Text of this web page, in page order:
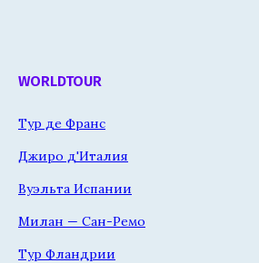
WORLDTOUR
Тур де Франс
Джиро д'Италия
Вуэльта Испании
Милан — Сан-Ремо
Тур Фландрии